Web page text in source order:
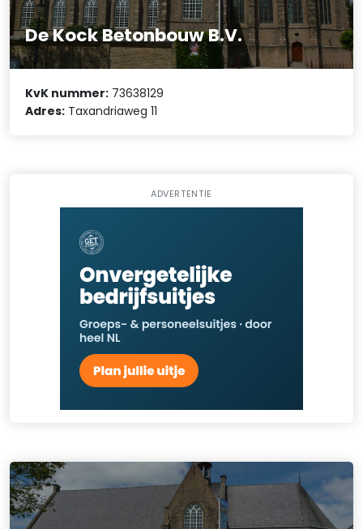
De Kock Betonbouw B.V.
KvK nummer: 73638129
Adres: Taxandriaweg 11
ADVERTENTIE